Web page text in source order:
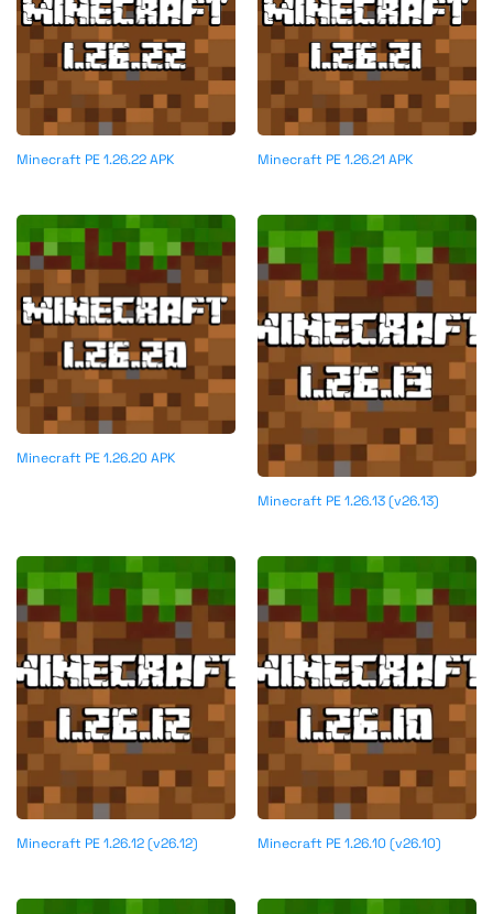
Minecraft PE 1.26.22 APK Minecraft PE 1.26.21 APK
Minecraft PE 1.26.20 APK
Minecraft PE 1.26.13 (v26.13)
Minecraft PE 1.26.12 (v26.12) Minecraft PE 1.26.10 (v26.10)